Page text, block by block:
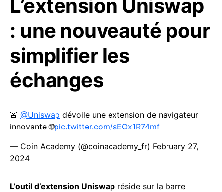
L’extension Uniswap
: une nouveauté pour
simplifier les
échanges
🚨 @Uniswap dévoile une extension de navigateur
innovante 🌐pic.twitter.com/sEOx1R74mf
— Coin Academy (@coinacademy_fr) February 27,
2024
L’outil d’extension Uniswap réside sur la barre